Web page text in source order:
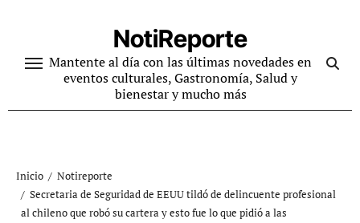
contenido
NotiReporte
Mantente al día con las últimas novedades en
eventos culturales, Gastronomía, Salud y
bienestar y mucho más
Inicio
Notireporte
Secretaria de Seguridad de EEUU tildó de delincuente profesional
al chileno que robó su cartera y esto fue lo que pidió a las